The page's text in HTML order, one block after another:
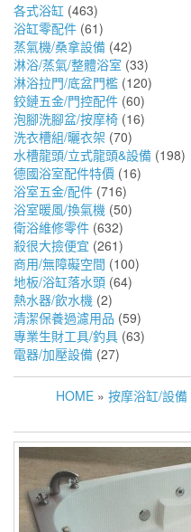
各式浴缸 (463)
浴缸零配件 (61)
蒸氣機/桑拿設備 (42)
淋浴/蒸氣/整體浴室 (33)
淋浴拉門/底盆門檻 (120)
鉸鏈五金/門控配件 (60)
泡腳洗腳盆/按摩椅 (16)
洗衣槽組/曬衣架 (70)
水槽龍頭/立式龍頭&設備 (198)
德國浴室配件特價 (16)
浴室五金/配件 (716)
浴室暖風/換氣機 (50)
衛浴維修零件 (632)
殺很大撿便宜 (261)
商用/無障礙空間 (100)
地板/浴缸落水頭 (64)
熱水器/飲水機 (2)
清潔保養過濾用品 (59)
專業生財工具/釣具 (63)
電器/加壓設備 (27)
HOME » 按摩浴缸/設備